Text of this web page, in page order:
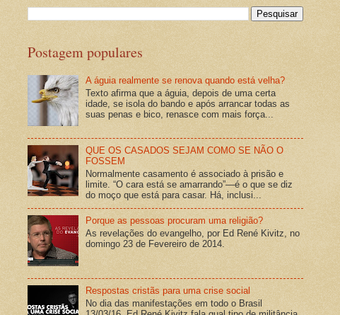
Postagem populares
A águia realmente se renova quando está velha?
Texto afirma que a águia, depois de uma certa
idade, se isola do bando e após arrancar todas as
suas penas e bico, renasce com mais força...
QUE OS CASADOS SEJAM COMO SE NÃO O
FOSSEM
Normalmente casamento é associado à prisão e
limite. “O cara está se amarrando”—é o que se diz
do moço que está para casar. Há, inclusi...
Porque as pessoas procuram uma religião?
As revelações do evangelho, por Ed René Kivitz, no
domingo 23 de Fevereiro de 2014.
Respostas cristãs para uma crise social
No dia das manifestações em todo o Brasil